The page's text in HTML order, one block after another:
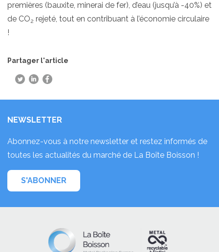
premières (bauxite, minerai de fer), d’eau (jusqu’à -40%) et
de CO2 rejeté, tout en contribuant à l’économie circulaire
!
Partager l'article
NEWSLETTER
Abonnez-vous à notre newsletter et restez informés de
toutes les actualités du marché de La Boîte Boisson !
S'ABONNER